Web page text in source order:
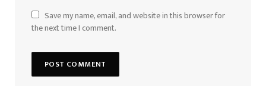
Save my name, email, and website in this browser for
the next time I comment.